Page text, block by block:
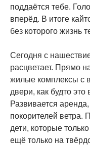
поддаётся тебе.
вперёд. В итоге
без которого жизнь
Сегодня с
расцветает. Прямо
жилые комплексы с
двери, как будто
Развивается
покорителей ветра.
дети, которые
ещё только на